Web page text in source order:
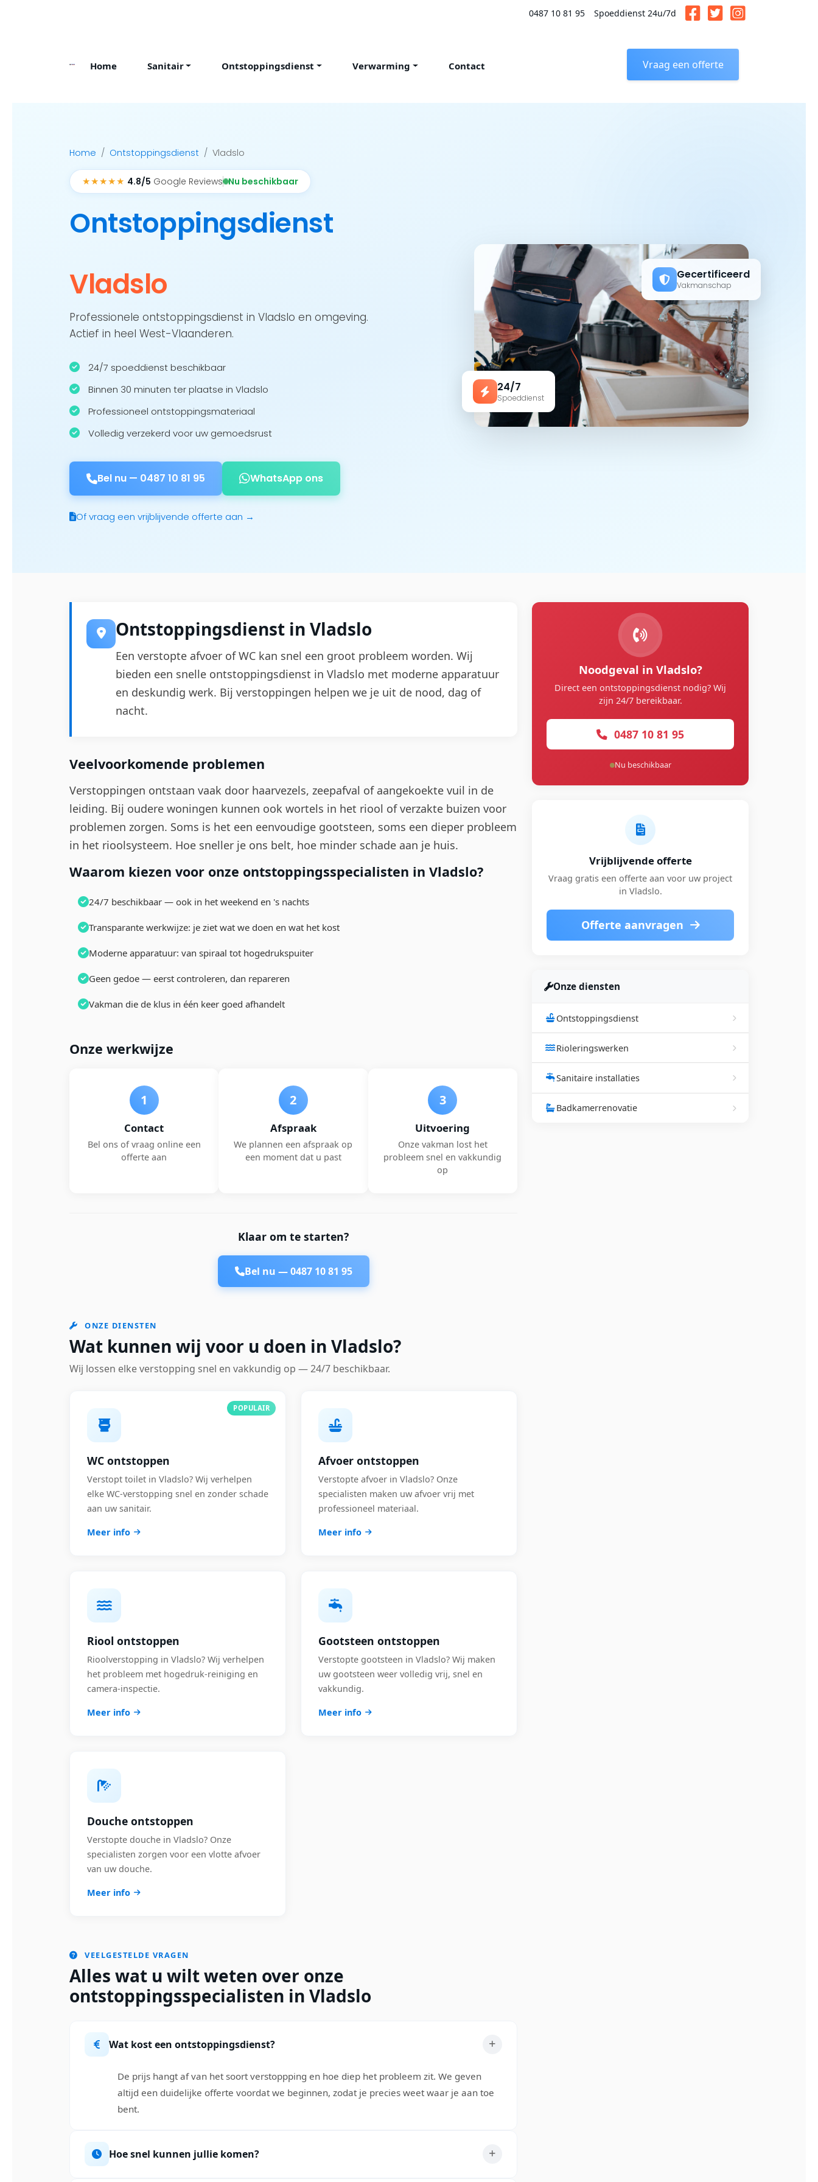
0487 10 81 95 Spoeddienst 24u/7d
Home Sanitair Ontstoppingsdienst Verwarming Contact Vraag een offerte
Home Ontstoppingsdienst Vladslo
★★★★★ 4.8/5 Google Reviews Nu beschikbaar
Ontstoppingsdienst
Vladslo
Professionele ontstoppingsdienst in Vladslo en omgeving.
Actief in heel West-Vlaanderen.
24/7 spoeddienst beschikbaar
Binnen 30 minuten ter plaatse in Vladslo
Professioneel ontstoppingsmateriaal
Volledig verzekerd voor uw gemoedsrust
Bel nu — 0487 10 81 95 WhatsApp ons
Of vraag een vrijblijvende offerte aan →
24/7
Spoeddienst
Gecertificeerd
Vakmanschap
Ontstoppingsdienst in Vladslo
Een verstopte afvoer of WC kan snel een groot probleem worden. Wij
bieden een snelle ontstoppingsdienst in Vladslo met moderne apparatuur
en deskundig werk. Bij verstoppingen helpen we je uit de nood, dag of
nacht.
Veelvoorkomende problemen
Verstoppingen ontstaan vaak door haarvezels, zeepafval of aangekoekte vuil in de
leiding. Bij oudere woningen kunnen ook wortels in het riool of verzakte buizen voor
problemen zorgen. Soms is het een eenvoudige gootsteen, soms een dieper probleem
in het rioolsysteem. Hoe sneller je ons belt, hoe minder schade aan je huis.
Waarom kiezen voor onze ontstoppingsspecialisten in Vladslo?
24/7 beschikbaar — ook in het weekend en 's nachts
Transparante werkwijze: je ziet wat we doen en wat het kost
Moderne apparatuur: van spiraal tot hogedrukspuiter
Geen gedoe — eerst controleren, dan repareren
Vakman die de klus in één keer goed afhandelt
Onze werkwijze
1
Contact
Bel ons of vraag online een
offerte aan
2
Afspraak
We plannen een afspraak op
een moment dat u past
3
Uitvoering
Onze vakman lost het
probleem snel en vakkundig
op
Klaar om te starten?
Bel nu —0487 10 81 95
ONZE DIENSTEN
Wat kunnen wij voor u doen in Vladslo?
Wij lossen elke verstopping snel en vakkundig op — 24/7 beschikbaar.
POPULAIR
WC ontstoppen
Verstopt toilet in Vladslo? Wij verhelpen
elke WC-verstopping snel en zonder schade
aan uw sanitair.
Meer info
Afvoer ontstoppen
Verstopte afvoer in Vladslo? Onze
specialisten maken uw afvoer vrij met
professioneel materiaal.
Meer info
Riool ontstoppen
Rioolverstopping in Vladslo? Wij verhelpen
het probleem met hogedruk-reiniging en
camera-inspectie.
Meer info
Gootsteen ontstoppen
Verstopte gootsteen in Vladslo? Wij maken
uw gootsteen weer volledig vrij, snel en
vakkundig.
Meer info
Douche ontstoppen
Verstopte douche in Vladslo? Onze
specialisten zorgen voor een vlotte afvoer
van uw douche.
Meer info
VEELGESTELDE VRAGEN
Alles wat u wilt weten over onze
ontstoppingsspecialisten in Vladslo
Wat kost een ontstoppingsdienst?
De prijs hangt af van het soort verstoppping en hoe diep het probleem zit. We geven
altijd een duidelijke offerte voordat we beginnen, zodat je precies weet waar je aan toe
bent.
Hoe snel kunnen jullie komen?
Noodgeval in Vladslo?
Direct een ontstoppingsdienst nodig? Wij
zijn 24/7 bereikbaar.
0487 10 81 95
Nu beschikbaar
Vrijblijvende offerte
Vraag gratis een offerte aan voor uw project
in Vladslo.
Offerte aanvragen
Onze diensten
Ontstoppingsdienst
Rioleringswerken
Sanitaire installaties
Badkamerrenovatie